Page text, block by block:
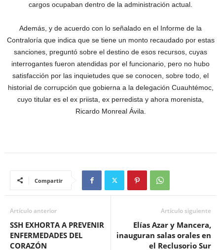
cargos ocupaban dentro de la administración actual.
Además, y de acuerdo con lo señalado en el Informe de la
Contraloría que indica que se tiene un monto recaudado por estas
sanciones, preguntó sobre el destino de esos recursos, cuyas
interrogantes fueron atendidas por el funcionario, pero no hubo
satisfacción por las inquietudes que se conocen, sobre todo, el
historial de corrupción que gobierna a la delegación Cuauhtémoc,
cuyo titular es el ex priista, ex perredista y ahora morenista,
Ricardo Monreal Ávila.
Compartir
Artículo anterior
SSH EXHORTA A PREVENIR
ENFERMEDADES DEL
CORAZÓN
Artículo siguiente
Elías Azar y Mancera,
inauguran salas orales en
el Reclusorio Sur